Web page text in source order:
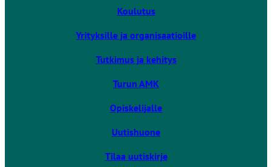
e
Koulutus
Yrityksille ja organisaatioille
Tutkimus ja kehitys
Turun AMK
Opiskelijalle
Uutishuone
Tilaa uutiskirje